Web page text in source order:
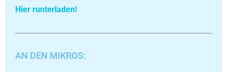
Hier runterladen!
AN DEN MIKROS: